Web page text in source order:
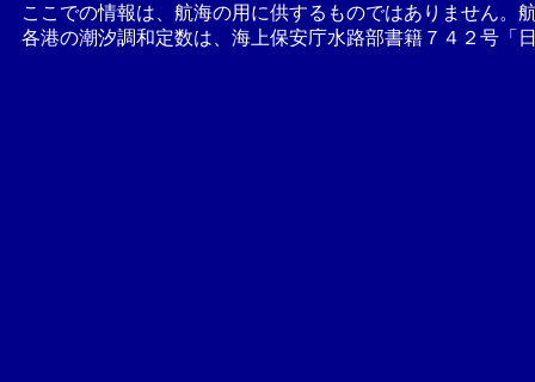
ここでの情報は、航海の用に供するものではありません。
各港の潮汐調和定数は、海上保安庁水路部書籍７４２号「